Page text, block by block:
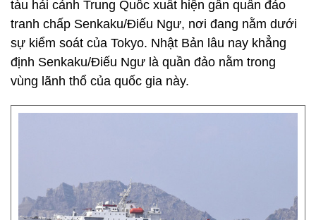
tàu hải cảnh Trung Quốc xuất hiện gần quần đảo
tranh chấp Senkaku/Điếu Ngư, nơi đang nằm dưới
sự kiểm soát của Tokyo. Nhật Bản lâu nay khẳng
định Senkaku/Điếu Ngư là quần đảo nằm trong
vùng lãnh thổ của quốc gia này.